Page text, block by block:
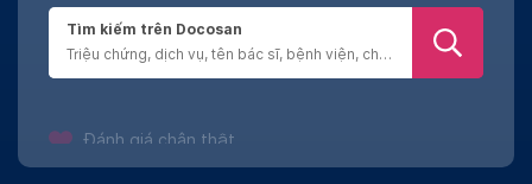
Tìm kiếm trên Docosan